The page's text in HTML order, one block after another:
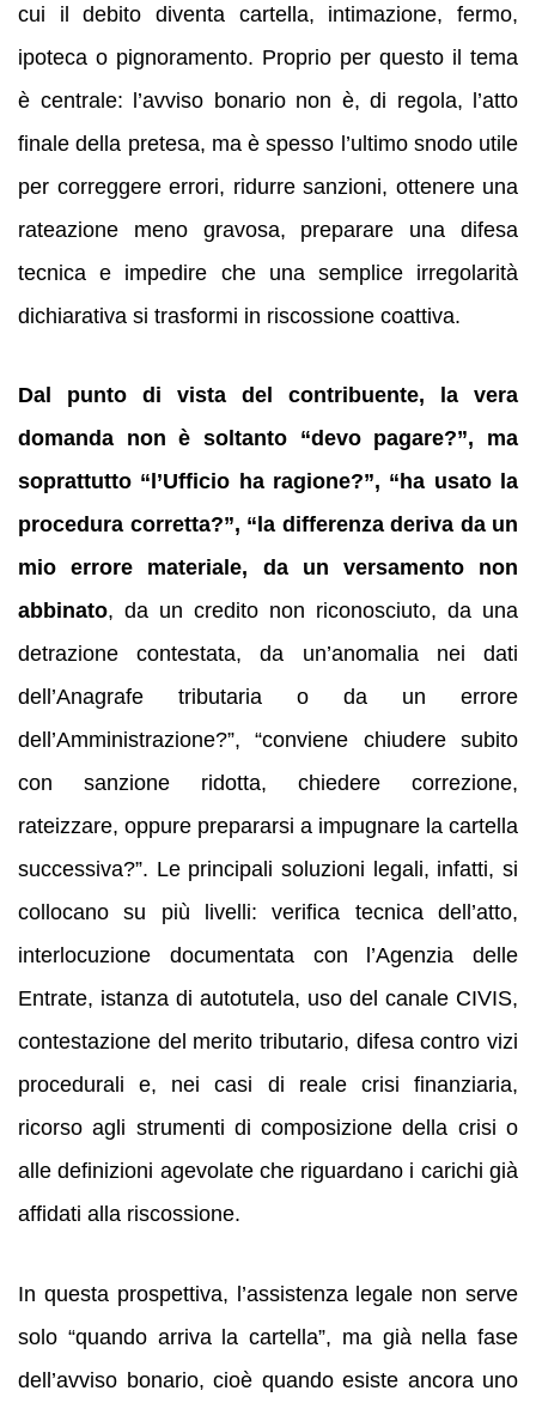
cui il debito diventa cartella, intimazione, fermo,
ipoteca o pignoramento. Proprio per questo il tema
è centrale: l’avviso bonario non è, di regola, l’atto
finale della pretesa, ma è spesso l’ultimo snodo utile
per correggere errori, ridurre sanzioni, ottenere una
rateazione meno gravosa, preparare una difesa
tecnica e impedire che una semplice irregolarità
dichiarativa si trasformi in riscossione coattiva.
Dal punto di vista del contribuente, la vera
domanda non è soltanto “devo pagare?”, ma
soprattutto “l’Ufficio ha ragione?”, “ha usato la
procedura corretta?”, “la differenza deriva da un
mio errore materiale, da un versamento non
abbinato, da un credito non riconosciuto, da una
detrazione contestata, da un’anomalia nei dati
dell’Anagrafe tributaria o da un errore
dell’Amministrazione?”, “conviene chiudere subito
con sanzione ridotta, chiedere correzione,
rateizzare, oppure prepararsi a impugnare la cartella
successiva?”. Le principali soluzioni legali, infatti, si
collocano su più livelli: verifica tecnica dell’atto,
interlocuzione documentata con l’Agenzia delle
Entrate, istanza di autotutela, uso del canale CIVIS,
contestazione del merito tributario, difesa contro vizi
procedurali e, nei casi di reale crisi finanziaria,
ricorso agli strumenti di composizione della crisi o
alle definizioni agevolate che riguardano i carichi già
affidati alla riscossione.
In questa prospettiva, l’assistenza legale non serve
solo “quando arriva la cartella”, ma già nella fase
dell’avviso bonario, cioè quando esiste ancora uno